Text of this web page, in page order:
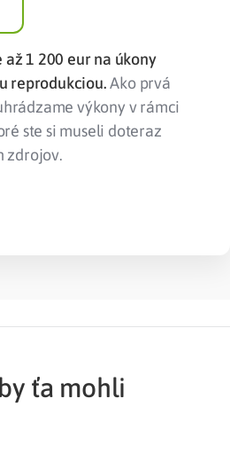
1 200 eur na úkony
reprodukciou.Ako prvá
výkony v rámci
ste si museli doteraz
zdrojov.
ťa mohli